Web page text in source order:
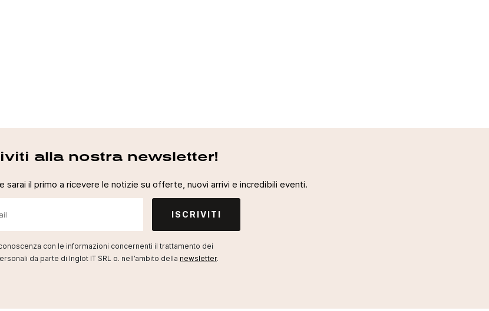
alla nostra newsletter!
sarai il primo a ricevere le notizie su offerte, nuovi arrivi e incredibili eventi.
ISCRIVITI
con le informazioni concernenti il trattamento dei
da parte di Inglot IT SRL o. nell’ambito della newsletter.